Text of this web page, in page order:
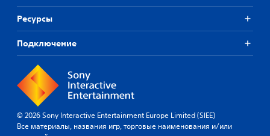
Ресурсы
Подключение
© 2026 Sony Interactive Entertainment Europe Limited (SIEE)
Все материалы, названия игр, торговые наименования и/или